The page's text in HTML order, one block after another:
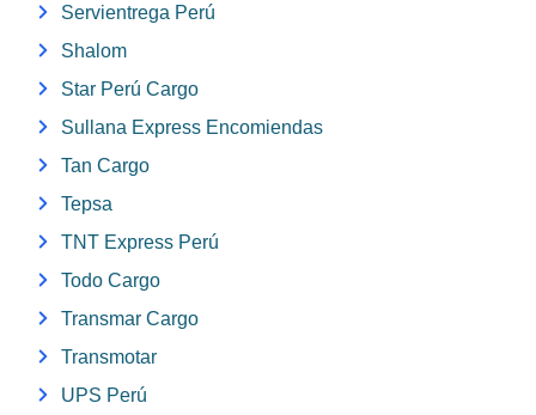
Servientrega Perú
Shalom
Star Perú Cargo
Sullana Express Encomiendas
Tan Cargo
Tepsa
TNT Express Perú
Todo Cargo
Transmar Cargo
Transmotar
UPS Perú